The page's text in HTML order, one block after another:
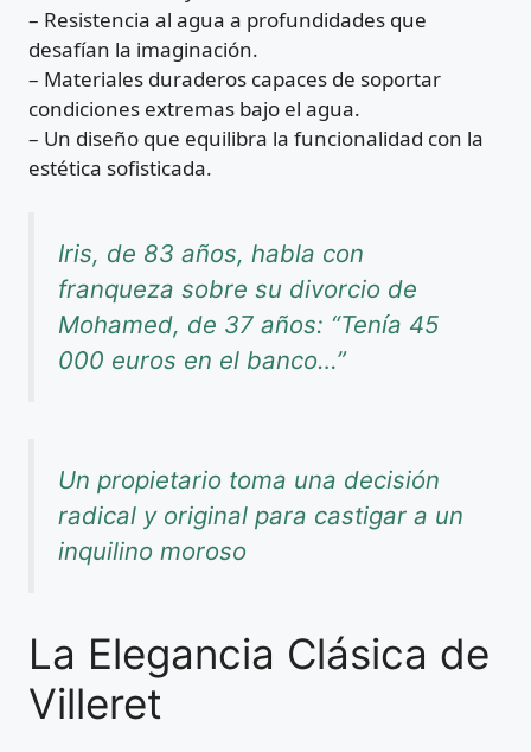
– Resistencia al agua a profundidades que
desafían la imaginación.
– Materiales duraderos capaces de soportar
condiciones extremas bajo el agua.
– Un diseño que equilibra la funcionalidad con la
estética sofisticada.
Iris, de 83 años, habla con
franqueza sobre su divorcio de
Mohamed, de 37 años: “Tenía 45
000 euros en el banco…”
Un propietario toma una decisión
radical y original para castigar a un
inquilino moroso
La Elegancia Clásica de
Villeret